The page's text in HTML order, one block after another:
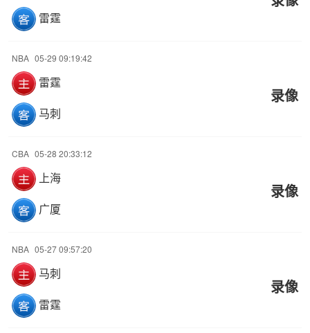
雷霆
NBA 05-29 09:19:42
雷霆
马刺
录像
CBA 05-28 20:33:12
上海
广厦
录像
NBA 05-27 09:57:20
马刺
雷霆
录像